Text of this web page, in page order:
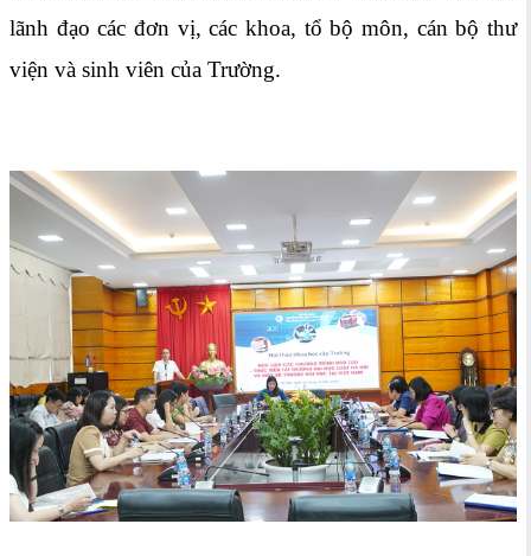
lãnh đạo các đơn vị, các khoa, tổ bộ môn, cán bộ thư
viện và sinh viên của Trường.